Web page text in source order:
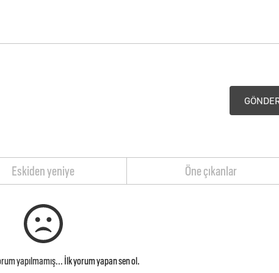
Eskiden yeniye Öne çıkanlar
yapılmamış... İlk yorum yapan sen ol.